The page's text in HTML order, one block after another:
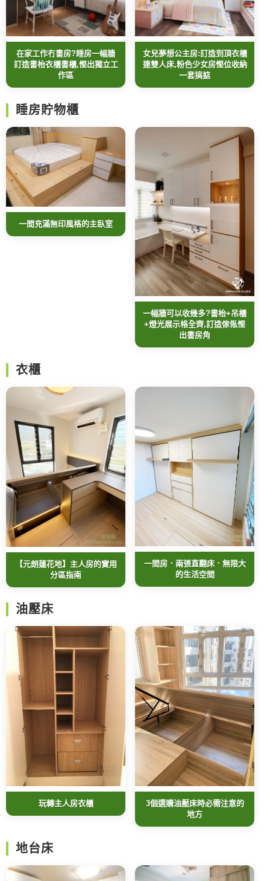
在家工作冇書房?睡房一幅牆
訂造書枱衣櫃書櫃,慳出獨立工
作區
女兒夢想公主房:訂造到頂衣櫃
連雙人床,粉色少女房慳位收納
一套搞掂
睡房貯物櫃
一間充滿無印風格的主臥室
一幅牆可以收幾多?書枱+吊櫃
+燈光展示格全齊,訂造傢俬慳
出書房角
衣櫃
【元朗蓮花地】主人房的實用
分區指南
一間房．兩張直翻床．無限大
的生活空間
油壓床
玩轉主人房衣櫃
3個選購油壓床時必需注意的
地方
地台床